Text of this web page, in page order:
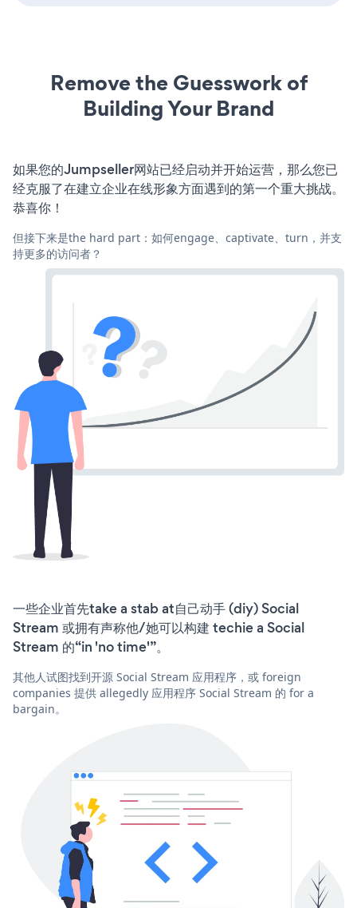
Remove the Guesswork of
Building Your Brand
如果您的Jumpseller网站已经启动并开始运营，那么您已
经克服了在建立企业在线形象方面遇到的第一个重大挑战。
恭喜你！
但接下来是the hard part：如何engage、captivate、turn，并支
持更多的访问者？
一些企业首先take a stab at自己动手 (diy) Social
Stream 或拥有声称他/她可以构建 techie a Social
Stream 的“in 'no time'”。
其他人试图找到开源 Social Stream 应用程序，或 foreign
companies 提供 allegedly 应用程序 Social Stream 的 for a
bargain。